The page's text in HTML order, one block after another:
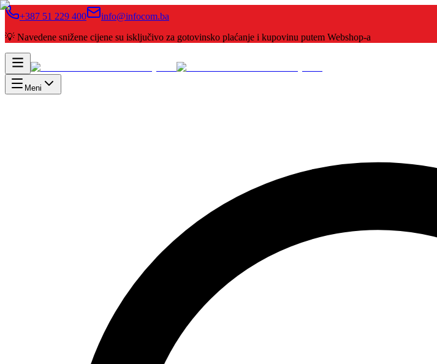
+387 51 229 400
info@infocom.ba
💡 Navedene snižene cijene su isključivo za gotovinsko plaćanje i kupovinu putem Webshop-a
Meni